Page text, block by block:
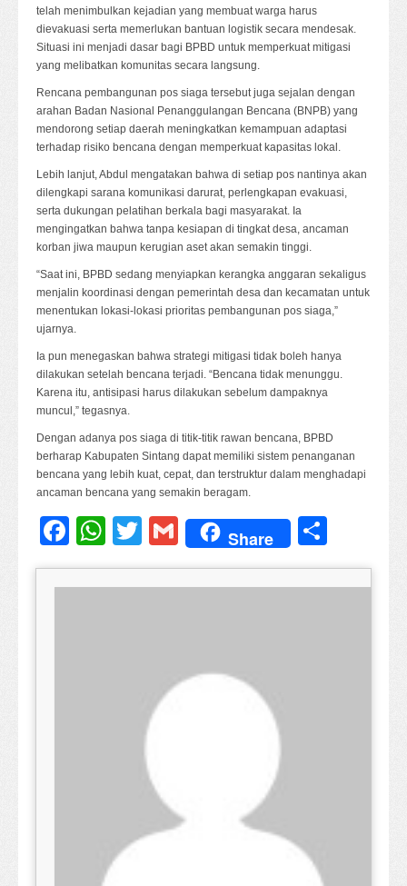
telah menimbulkan kejadian yang membuat warga harus
dievakuasi serta memerlukan bantuan logistik secara mendesak.
Situasi ini menjadi dasar bagi BPBD untuk memperkuat mitigasi
yang melibatkan komunitas secara langsung.
Rencana pembangunan pos siaga tersebut juga sejalan dengan
arahan Badan Nasional Penanggulangan Bencana (BNPB) yang
mendorong setiap daerah meningkatkan kemampuan adaptasi
terhadap risiko bencana dengan memperkuat kapasitas lokal.
Lebih lanjut, Abdul mengatakan bahwa di setiap pos nantinya akan
dilengkapi sarana komunikasi darurat, perlengkapan evakuasi,
serta dukungan pelatihan berkala bagi masyarakat. Ia
mengingatkan bahwa tanpa kesiapan di tingkat desa, ancaman
korban jiwa maupun kerugian aset akan semakin tinggi.
“Saat ini, BPBD sedang menyiapkan kerangka anggaran sekaligus
menjalin koordinasi dengan pemerintah desa dan kecamatan untuk
menentukan lokasi-lokasi prioritas pembangunan pos siaga,”
ujarnya.
Ia pun menegaskan bahwa strategi mitigasi tidak boleh hanya
dilakukan setelah bencana terjadi. “Bencana tidak menunggu.
Karena itu, antisipasi harus dilakukan sebelum dampaknya
muncul,” tegasnya.
Dengan adanya pos siaga di titik-titik rawan bencana, BPBD
berharap Kabupaten Sintang dapat memiliki sistem penanganan
bencana yang lebih kuat, cepat, dan terstruktur dalam menghadapi
ancaman bencana yang semakin beragam.
Facebook
WhatsApp
TwitterGmail
Share